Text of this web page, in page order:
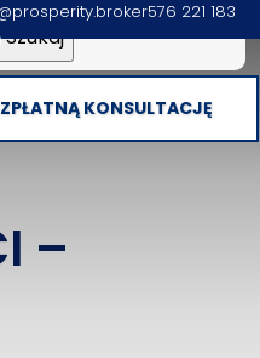
576 221 183
KONSULTACJĘ
–